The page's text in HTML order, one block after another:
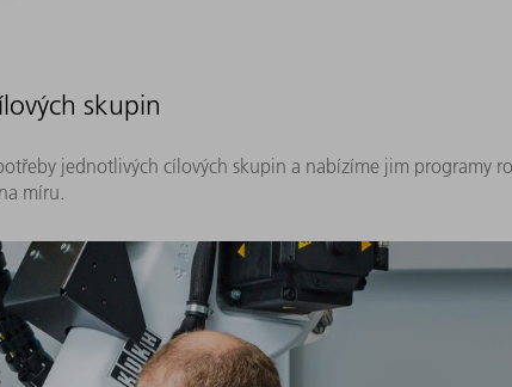
skupin
jednotlivých cílových skupin a nabízíme jim programy
na míru.